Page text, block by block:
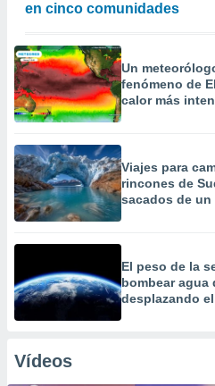
en cinco comunidades
Un
fenómeno de
calor más
Viajes para
rincones de
sacados de un
El peso de la
bombear agua
desplazando
Vídeos